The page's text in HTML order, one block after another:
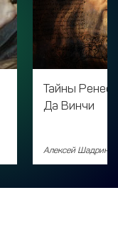
Тайны
Да Винчи
Алексей Шадрин